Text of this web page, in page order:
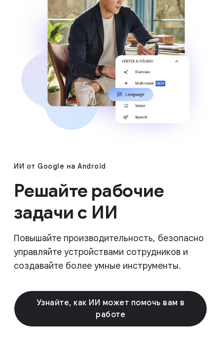
ИИ от Google на Android
Решайте рабочие
задачи с ИИ
Повышайте производительность, безопасно
управляйте устройствами сотрудников и
создавайте более умные инструменты.
Узнайте, как ИИ может помочь вам в
работе